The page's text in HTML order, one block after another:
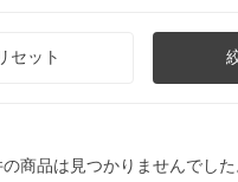
セット
商品は見つかりませんでし